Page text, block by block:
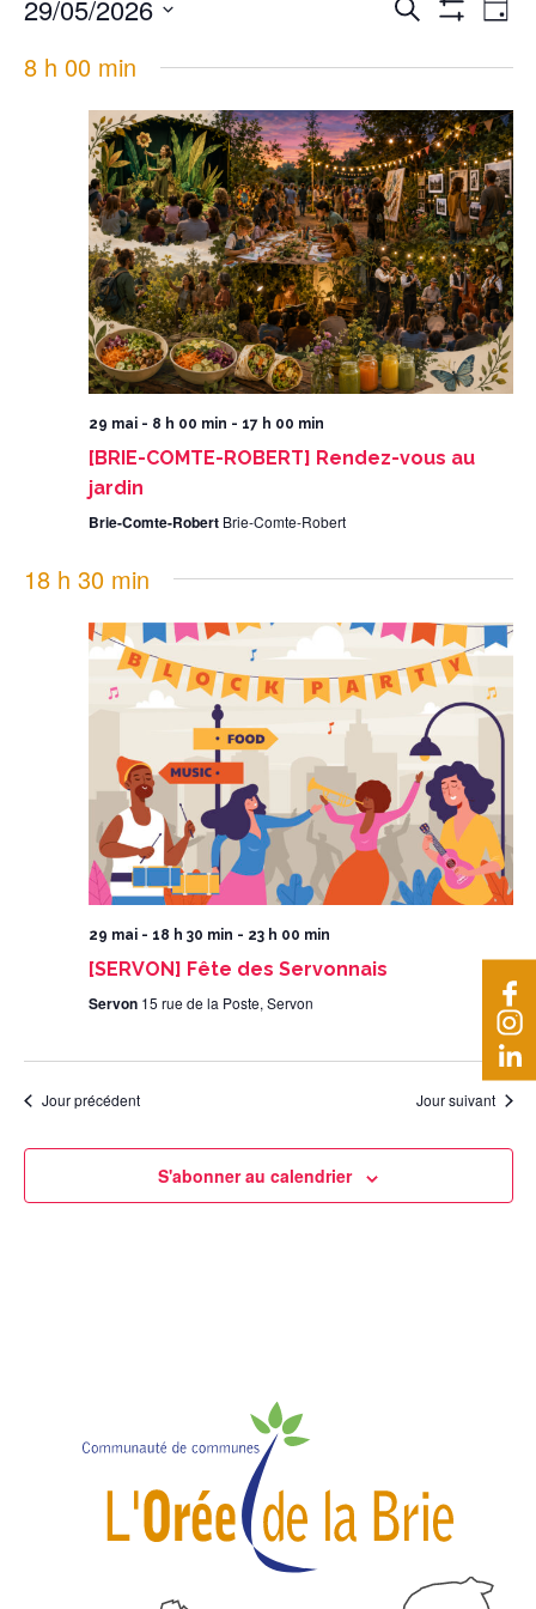
navigation
deRecherche
Filtres
Évènement
Day
29/05/2026
8 h 00 min
29 mai - 8 h 00 min - 17 h 00 min
[BRIE-COMTE-ROBERT] Rendez-vous au
jardin
Brie-Comte-Robert Brie-Comte-Robert
18 h 30 min
29 mai - 18 h 30 min - 23 h 00 min
[SERVON] Fête des Servonnais
Servon 15 rue de la Poste, Servon
Jour précédent Jour suivant
S'abonner au calendrier